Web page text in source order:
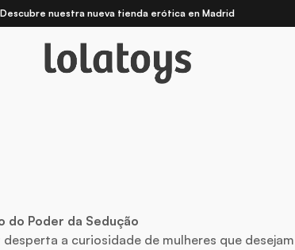
Descubre nuestra nueva tienda erótica en Madrid
do Poder da Sedução
desperta a curiosidade de mulheres que